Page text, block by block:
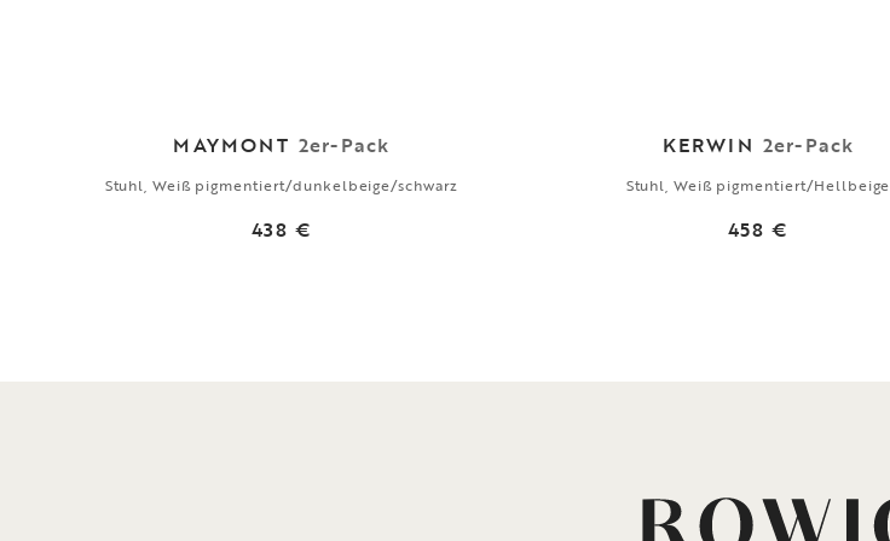
MAYMONT 2er-Pack
Stuhl, Weiß pigmentiert/dunkelbeige/schwarz
438 €
KERWIN 2er-Pack
Stuhl, Weiß pigmentiert/Hellbeige
458 €